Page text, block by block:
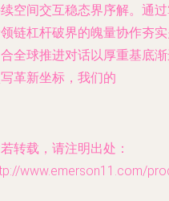
空间交互稳态界序解。通
链杠杆破界的魄量协作夯
全球推进对话以厚重基底
革新坐标，我们的
转载，请注明出处：
www.emerson11.com/